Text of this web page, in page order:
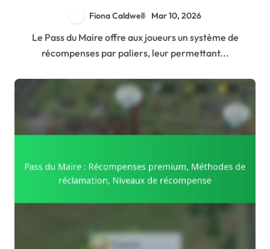
Fiona Caldwell Mar 10, 2026
Le Pass du Maire offre aux joueurs un système de
récompenses par paliers, leur permettant...